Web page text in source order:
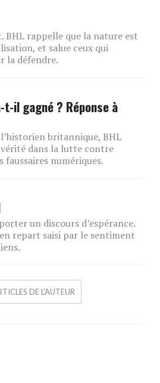
BHL rappelle que la nature est
et salue ceux qui
la défendre.
t-il gagné ? Réponse à
britannique, BHL
dans la lutte contre
faussaires numériques.
un discours d’espérance.
repart saisi par le sentiment
DE L'AUTEUR